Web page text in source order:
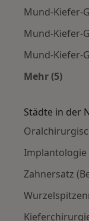
Mund-Kiefer-
Mund-Kiefer-
Mund-Kiefer-
Mehr (5)
Städte in der
Implantologie
Zahnersatz